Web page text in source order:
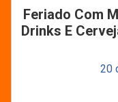
Feriado Com
Drinks E
20